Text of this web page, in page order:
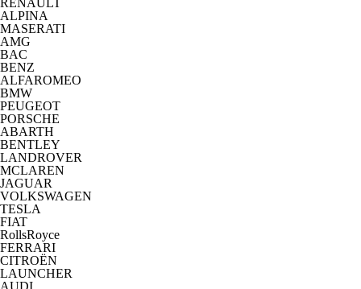
RENAULT
ALPINA
MASERATI
AMG
BAC
BENZ
ALFAROMEO
BMW
PEUGEOT
PORSCHE
ABARTH
BENTLEY
LANDROVER
MCLAREN
JAGUAR
VOLKSWAGEN
TESLA
FIAT
RollsRoyce
FERRARI
CITROËN
LAUNCHER
AUDI